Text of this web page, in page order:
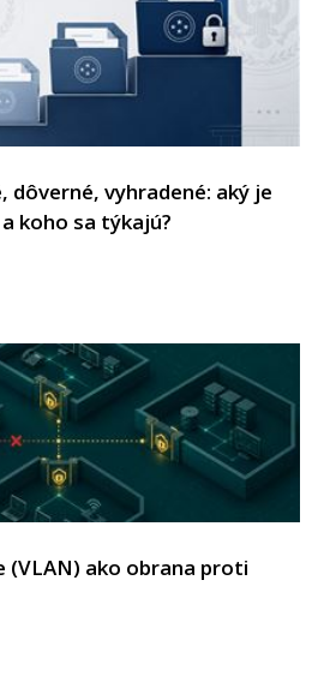
dôverné, vyhradené: aký je
koho sa týkajú?
(VLAN) ako obrana proti